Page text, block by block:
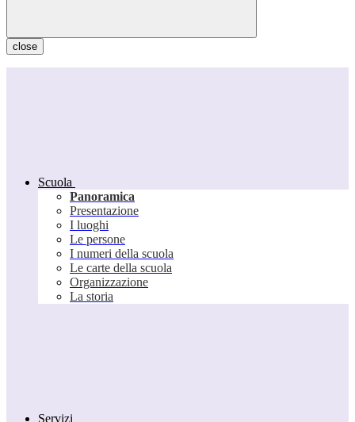
close
Scuola
Panoramica
Presentazione
I luoghi
Le persone
I numeri della scuola
Le carte della scuola
Organizzazione
La storia
Servizi